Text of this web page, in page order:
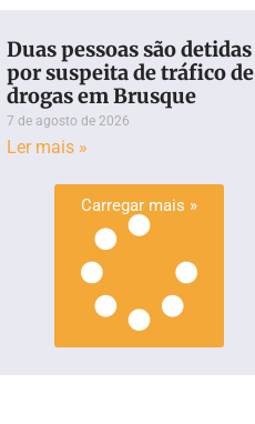
Duas pessoas são detidas
por suspeita de tráfico de
drogas em Brusque
7 de agosto de 2026
Ler mais »
Carregar mais »